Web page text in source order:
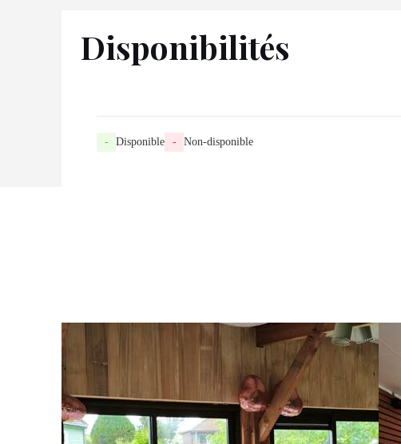
Disponibilités
- Disponible - Non-disponible